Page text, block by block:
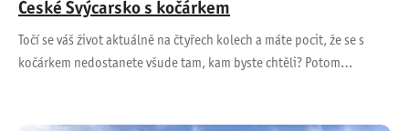
České Švýcarsko s kočárkem
Točí se váš život aktuálně na čtyřech kolech a máte pocit, že se s
kočárkem nedostanete všude tam, kam byste chtěli? Potom…